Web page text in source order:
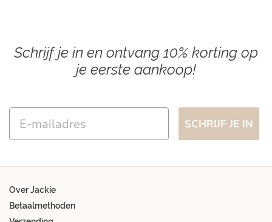
Schrijf je in en ontvang 10% korting op
je eerste aankoop!
SCHRIJF JE IN
Over Jackie
Betaalmethoden